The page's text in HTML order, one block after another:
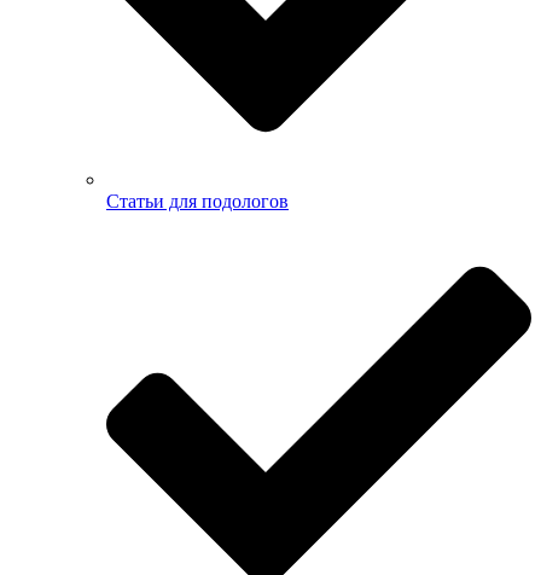
Статьи для подологов